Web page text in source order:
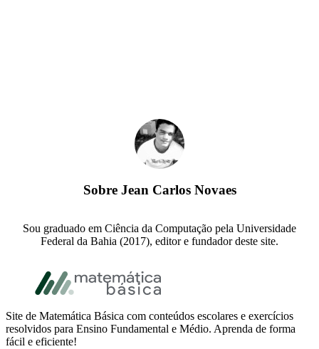
Sobre Jean Carlos Novaes
Sou graduado em Ciência da Computação pela Universidade
Federal da Bahia (2017), editor e fundador deste site.
Footer
Site de Matemática Básica com conteúdos escolares e exercícios
resolvidos para Ensino Fundamental e Médio. Aprenda de forma
fácil e eficiente!